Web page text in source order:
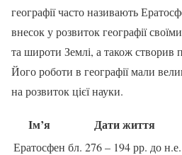
географії часто називають
внесок у розвиток географії
та широти Землі, а також створив
Його роботи в географії мали
на розвиток цієї науки.
Ім’я Дати життя
Ератосфен бл. 276 – 194 рр. до н.е.